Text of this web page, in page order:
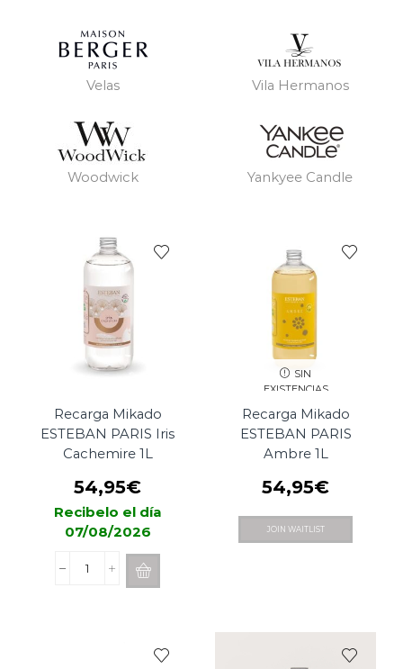
Velas Vila Hermanos
Woodwick Yankyee Candle
Recarga Mikado
ESTEBAN PARIS Iris
Cachemire 1L
54,95€
Recibelo el día
07/08/2026
Recarga
Mikado
SIN
EXISTENCIAS
Recarga Mikado
ESTEBAN PARIS
Ambre 1L
54,95€
JOIN WAITLIST